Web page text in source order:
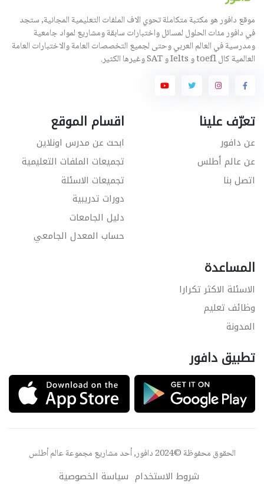
موقع دافور هو مكتبة متكاملة تحوي الاف الملفات التعليمية المجانية, ستجد
في دافور مئات الحلول لمسائل واختبارات سابقة ومشاريع لمواد جامعية
ومدرسية في العالم العربي وحتى لجميع التخصصات العامة والاختبارات العامة
العالمية كال toefl و Ielts و SAT وغيرها الكثير.
تعرّف علينا
عن دافور
عن عالم أطلس
اتصل بنا
اقسام الموقع
ابحث عن مدرس اونلاين
تجميعات الملفات التعليمية
تجميعات الاسئلة
دورات تدريبية
دليل الجامعات
حساب المعدل الجامعي
المساعدة
الاسئلة الاكثر تكرارا
وظائف تعليم
المدونة
تطبيق دافور
الحقوق محفوظة ©2024 دافور, أحد مشاريع مجموعة عالم أطلس
شروط الاستخدام سياسة الخصوصية